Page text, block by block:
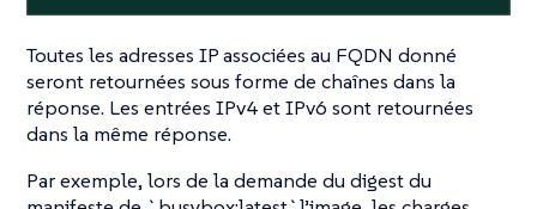
Toutes les adresses IP associées au FQDN donné
seront retournées sous forme de chaînes dans la
réponse. Les entrées IPv4 et IPv6 sont retournées
dans la même réponse.
Par exemple, lors de la demande du digest du